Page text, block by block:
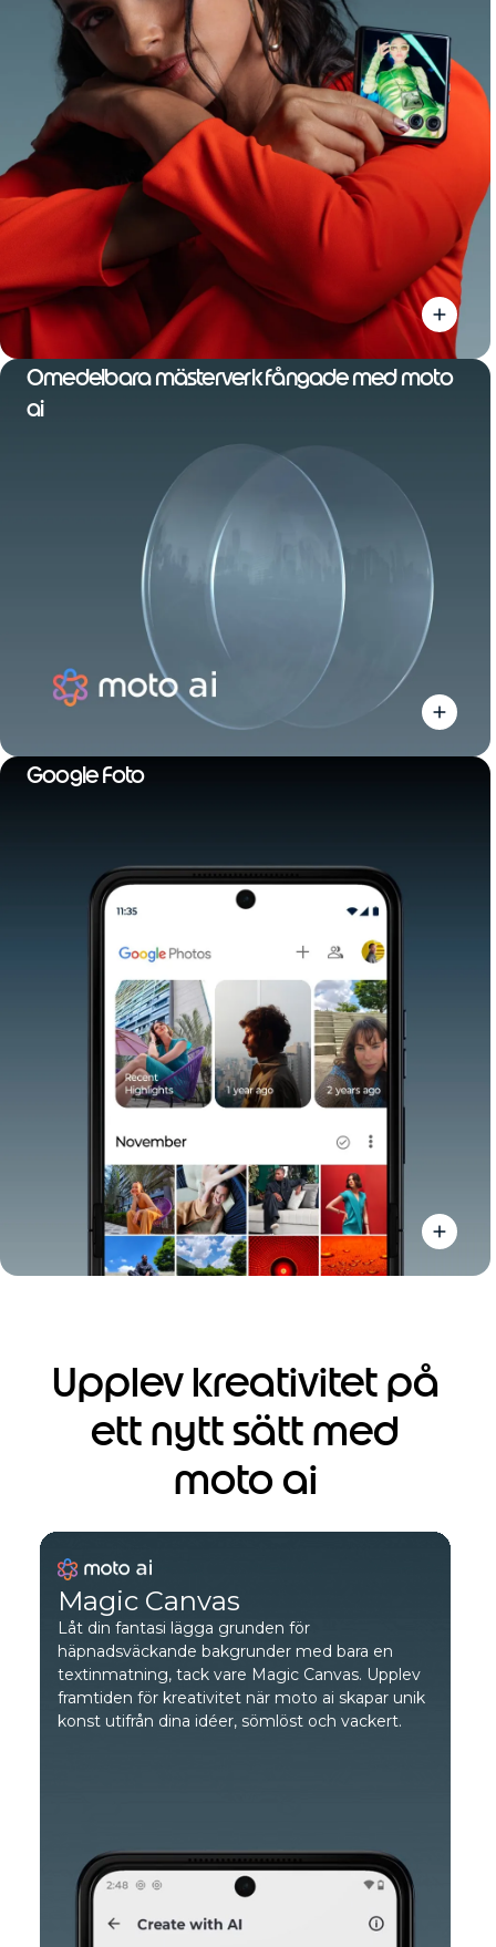
Omedelbara mästerverk fångade med moto
ai
Google Foto
Upplev kreativitet på
ett nytt sätt med
moto ai
Magic Canvas
Låt din fantasi lägga grunden för
häpnadsväckande bakgrunder med bara en
textinmatning, tack vare Magic Canvas. Upplev
framtiden för kreativitet när moto ai skapar unik
konst utifrån dina idéer, sömlöst och vackert.